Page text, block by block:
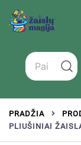
PRADŽIA
PLIUŠINIAI